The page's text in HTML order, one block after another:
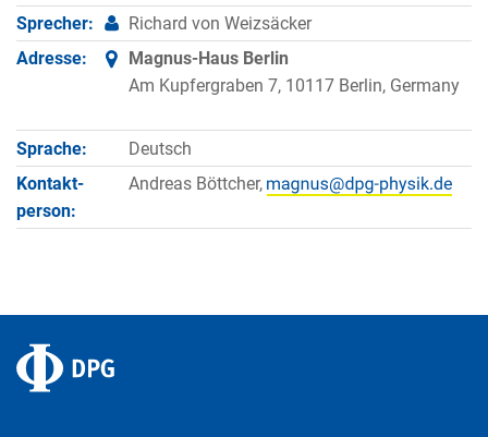
Sprecher:
Richard von Weizsäcker
Adresse:
Magnus-Haus Berlin
Am Kupfergraben 7, 10117 Berlin, Germany
Sprache:
Deutsch
Kontakt­
person:
Andreas Böttcher,